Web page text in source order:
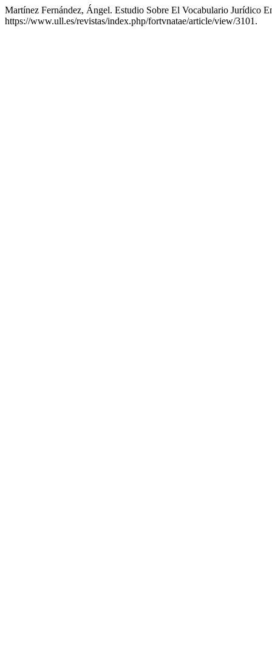
Martínez Fernández, Ángel. Estudio Sobre El Vocabulario Jurídico
https://www.ull.es/revistas/index.php/fortvnatae/article/view/3101.